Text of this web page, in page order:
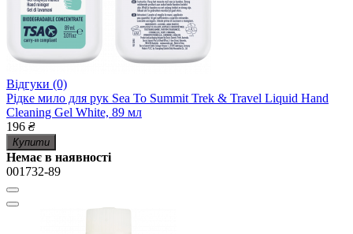
Відгуки (0)
Рідке мило для рук Sea To Summit Trek & Travel Liquid Hand
Cleaning Gel White, 89 мл
196 ₴
Купити
Немає в наявності
001732-89